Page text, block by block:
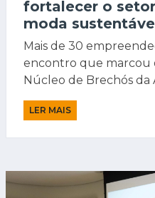
fortalecer o
moda
Mais de 30
encontro que marcou
Núcleo de Brechós da
LER MAIS